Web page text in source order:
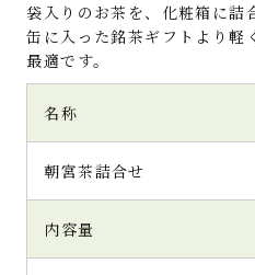
袋入りのお茶を、化粧箱に詰
缶に入った銘茶ギフトより軽
最適です。
名称
朝宮茶詰合せ
内容量